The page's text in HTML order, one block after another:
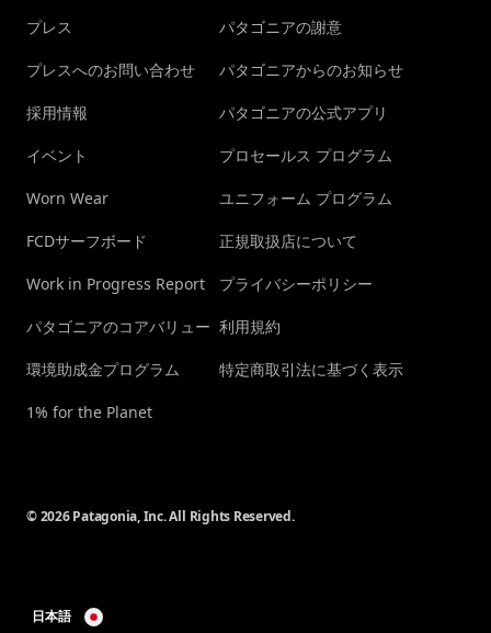
プレス
プレスへのお問い合わせ
採用情報
イベント
Worn Wear
FCDサーフボード
Work in Progress Report
パタゴニアのコアバリュー
環境助成金プログラム
1% for the Planet
パタゴニアの謝意
パタゴニアからのお知らせ
パタゴニアの公式アプリ
プロセールス プログラム
ユニフォーム プログラム
正規取扱店について
プライバシーポリシー
利用規約
特定商取引法に基づく表示
© 2026 Patagonia, Inc. All Rights Reserved.
日本語